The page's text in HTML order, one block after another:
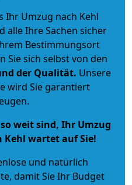
Ihr Umzug nach Kehl
alle Ihre Sachen sicher
Bestimmungsort
Sie sich selbst von den
der Qualität. Unsere
wird Sie garantiert
weit sind, Ihr Umzug
Kehl wartet auf Sie!
und natürlich
, damit Sie Ihr Budget